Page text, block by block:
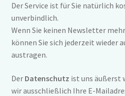
Anmeldung
Impressum
Der Service ist für Sie natürlich
unverbindlich.
Wenn Sie keinen Newsletter
können Sie sich jederzeit wieder
austragen.
Der Datenschutz ist uns äußerst
wir ausschließlich Ihre E-